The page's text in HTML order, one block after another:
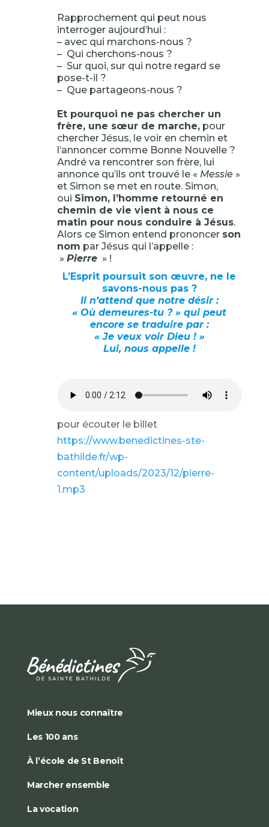
Rapprochement qui peut nous
interroger aujourd’hui :
– avec qui marchons-nous ?
– Qui cherchons-nous ?
– Sur quoi, sur qui notre regard se
pose-t-il ?
– Que partageons-nous ?
Et pourquoi ne pas chercher un
frère, une sœur de marche,pour
chercher Jésus, le voir en chemin et
l’annoncer comme Bonne Nouvelle ?
André va rencontrer son frère, lui
annonce qu’ils ont trouvé le « Messie»
et Simon se met en route. Simon,
oui Simon, l’homme retourné en
chemin de vie vient à nous ce
matin pour nous conduire à Jésus.
Alors ce Simon entend prononcer son
nom par Jésus qui l’appelle :
» Pierre » !
L’Esprit poursuit son œuvre, ne le
savons-nous pas ?
Il n’attend que notre désir :
« Où demeures-tu ? » qui peut
encore se traduire par :
« Je veux voir Dieu ! »
Lui, nous appelle !
pour écouter le billet
https://www.benedictines-ste-
bathilde.fr/wp-
content/uploads/2023/12/pierre-
1.mp3
Mieux nous connaître
Les 100 ans
À l’école de St Benoît
Marcher ensemble
La vocation